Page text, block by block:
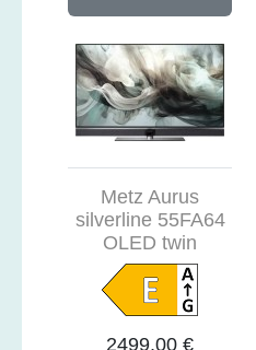
Metz Aurus
silverline 55FA64
OLED twin
2499,00 €